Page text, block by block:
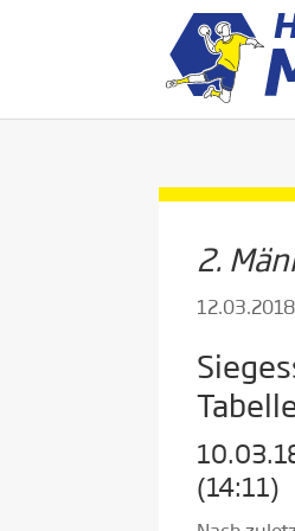
2.
12.03.2018
(14:11)